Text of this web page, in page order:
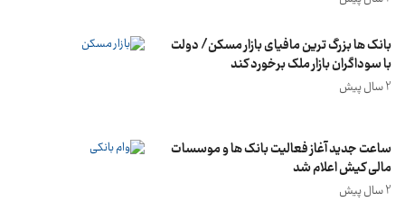
بانک ها بزرگ ترین مافیای بازار مسکن/ دولت
با سوداگران بازار ملک برخورد کند
2 سال پیش
ساعت جدید آغاز فعالیت بانک ها و موسسات
مالی کیش اعلام شد
2 سال پیش